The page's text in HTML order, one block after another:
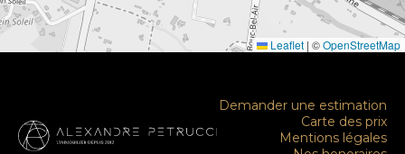
Leaflet | ©OpenStreetMap
Demander une estimation
Carte des prix
Mentions légales